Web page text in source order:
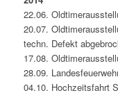
22.06.
20.07.
techn. Defekt
17.08.
28.09.
04.10. Hochzeitsfahrt